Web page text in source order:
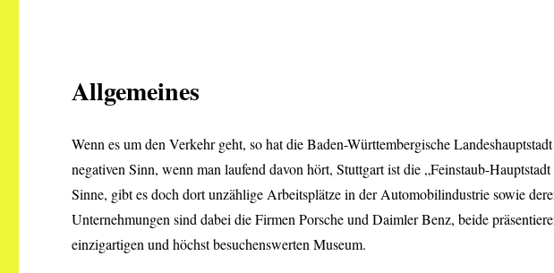
Allgemeines
Wenn es um den Verkehr geht, so hat die Baden-Württembergische
negativen Sinn, wenn man laufend davon hört, Stuttgart ist die „Feinstaub-
Sinne, gibt es doch dort unzählige Arbeitsplätze in der Automobilindustrie sowie
Unternehmungen sind dabei die Firmen Porsche und Daimler Benz, beide
einzigartigen und höchst besuchenswerten Museum.